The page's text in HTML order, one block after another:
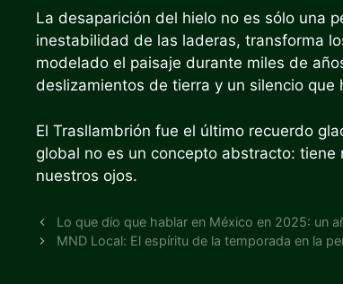
La desaparición del hielo no es sólo una
inestabilidad de las laderas, transforma
modelado el paisaje durante miles de
deslizamientos de tierra y un silencio
El Trasllambrión fue el último recuerdo
global no es un concepto abstracto:
nuestros ojos.
Lo que dio que hablar en México en 2025: un
MND Local: El espíritu de la temporada en la